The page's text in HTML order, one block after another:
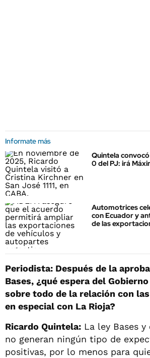
Informate más
Quintela
0 del PJ: irá
Automotrices
con Ecuador y
de las
Periodista: Después de la
Bases, ¿qué espera del
sobre todo de la relación con
en especial con La Rioja?
Ricardo Quintela: La ley Bases
no generan ningún tipo de
positivas, por lo menos para